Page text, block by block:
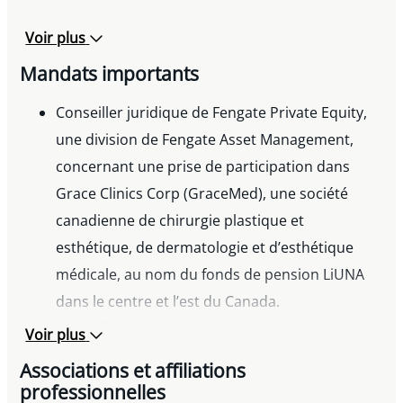
Voir plus
Mandats importants
Conseiller juridique de Fengate Private Equity,
une division de Fengate Asset Management,
concernant une prise de participation dans
Grace Clinics Corp (GraceMed), une société
canadienne de chirurgie plastique et
esthétique, de dermatologie et d’esthétique
médicale, au nom du fonds de pension LiUNA
dans le centre et l’est du Canada.
Conseiller juridique d’Appnovation
investissement de suivi du Fonds de croissance
Voir plus
Associations et affiliations
professionnelles